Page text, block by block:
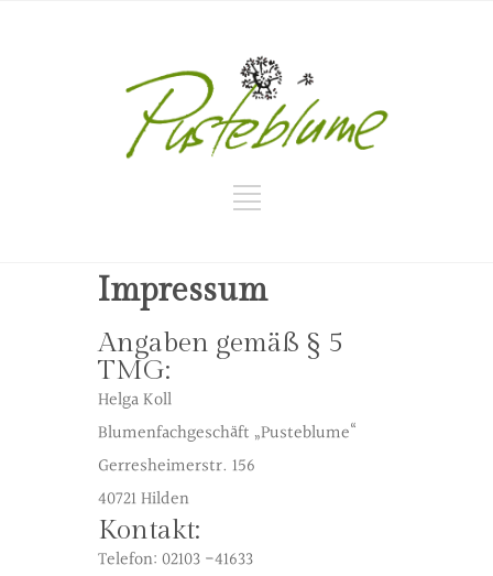
Impressum
Angaben gemäß § 5
TMG:
Helga Koll
Blumenfachgeschäft „Pusteblume“
Gerresheimerstr. 156
40721 Hilden
Kontakt:
Telefon: 02103 -41633